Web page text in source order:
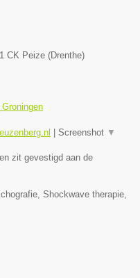
CK Peize (Drenthe)
Screenshot ▼
zit gevestigd aan de
Shockwave therapie,